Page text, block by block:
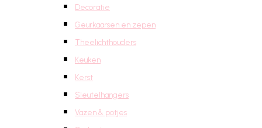
Decoratie
Geurkaarsen en zepen
Theelichthouders
Keuken
Kerst
Sleutelhangers
Vazen & potjes